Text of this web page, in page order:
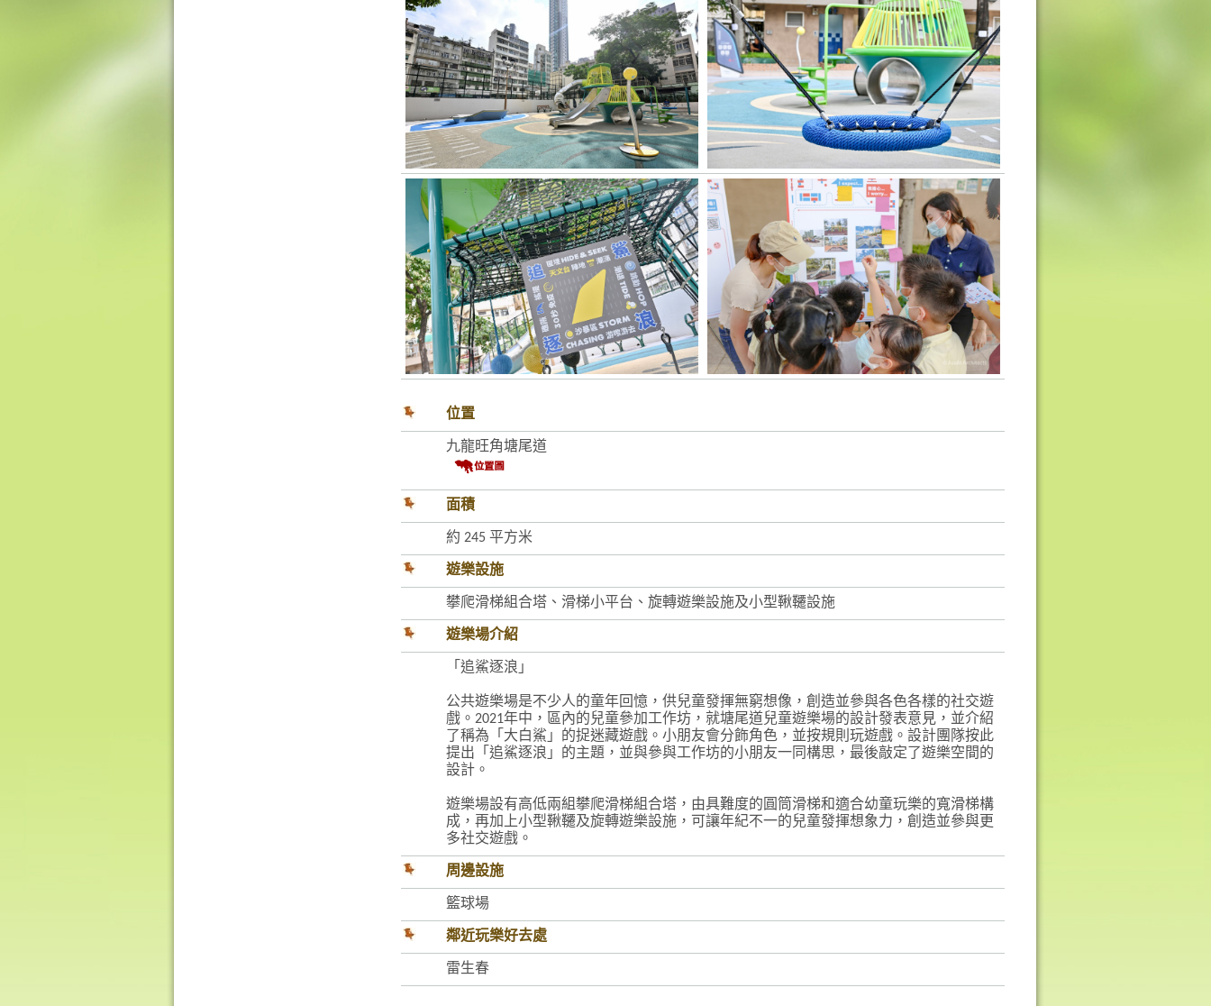
位置
九龍旺角塘尾道
面積
約 245 平方米
遊樂設施
攀爬滑梯組合塔、滑梯小平台、旋轉遊樂設施及小型鞦韆設施
遊樂場介紹
「追鯊逐浪」
公共遊樂場是不少人的童年回憶，供兒童發揮無窮想像，創造並參與各色各樣的社交遊
戲。2021年中，區內的兒童參加工作坊，就塘尾道兒童遊樂場的設計發表意見，並介紹
了稱為「大白鯊」的捉迷藏遊戲。小朋友會分飾角色，並按規則玩遊戲。設計團隊按此
提出「追鯊逐浪」的主題，並與參與工作坊的小朋友一同構思，最後敲定了遊樂空間的
設計。
遊樂場設有高低兩組攀爬滑梯組合塔，由具難度的圓筒滑梯和適合幼童玩樂的寬滑梯構
成，再加上小型鞦韆及旋轉遊樂設施，可讓年紀不一的兒童發揮想象力，創造並參與更
多社交遊戲。
周邊設施
籃球場
鄰近玩樂好去處
雷生春